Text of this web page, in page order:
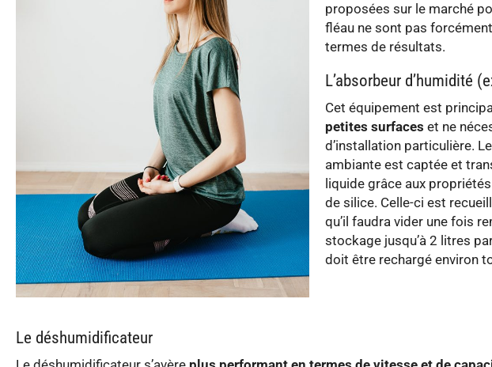
proposées sur le marché
fléau ne sont pas
termes de résultats.
L’absorbeur d’humidité
Cet équipement est
petites surfaces et ne
d’installation particulière.
ambiante est captée et
liquide grâce aux
de silice. Celle-ci est
qu’il faudra vider une fois
stockage jusqu’à 2 litres
doit être rechargé environ
Le déshumidificateur